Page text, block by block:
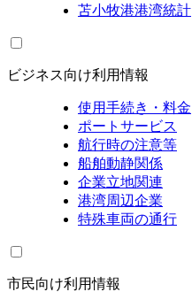
苫小牧港港湾統計
ビジネス向け利用情報
使用手続き・料金
ポートサービス
航行時の注意等
船舶動静関係
企業立地関連
港湾周辺企業
特殊車両の通行
市民向け利用情報